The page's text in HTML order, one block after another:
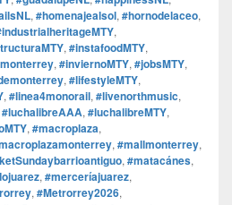
, #homenajealsol, #hornodelaceo,
,
, #instafoodMTY,
, #inviernoMTY, #jobsMTY,
, #lifestyleMTY,
, #linea4monorail, #livenorthmusic,
#luchalibreAAA, #luchalibreMTY,
, #macroplaza,
, #mallmonterrey,
, #matacánes,
, #merceríajuarez,
, #Metrorrey2026,